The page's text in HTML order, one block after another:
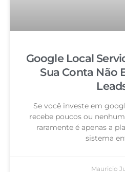
Google Local
Sua Conta Não
Se você investe em
recebe poucos ou
raramente é apenas a
sistema
Mauricio